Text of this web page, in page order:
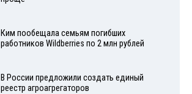
Ким пообещала семьям погибших
работников Wildberries по 2 млн рублей
В России предложили создать единый
реестр агроагрегаторов